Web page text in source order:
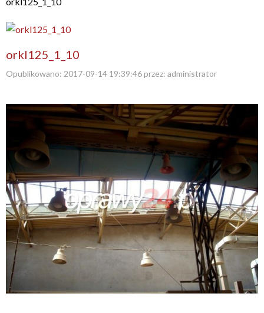
orkl125_1_10
Opublikowano: 2017-09-14 19:39:46przez: administrator